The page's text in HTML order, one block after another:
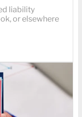
liability
or elsewhere